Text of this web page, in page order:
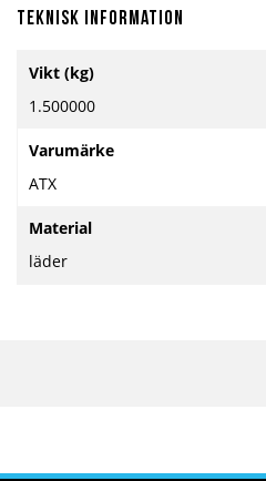
Teknisk information
information
Vikt (kg)
1.500000
Varumärke
ATX
Material
läder